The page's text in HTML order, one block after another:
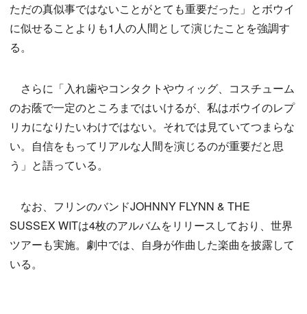
ただの真似事ではないことがとても重要だった」とボウイ
に似せることよりも1人の人間として演じたことを強調す
る。
さらに「入れ⻭やコンタクトやウィッグ、コスチューム
のお蔭で一定のところまではいけるが、私はボウイのレプ
リカになりたいわけではない。それでは見ていてつまらな
い。自信をもってリアルな人間を演じるのが重要だと思
う」と語っている。
なお、フリンのバンドJOHNNY FLYNN & THE
SUSSEX WITは4枚のアルバムをリリースしており、世界
ツアーも実施。劇中では、自身が作曲した楽曲を披露して
いる。